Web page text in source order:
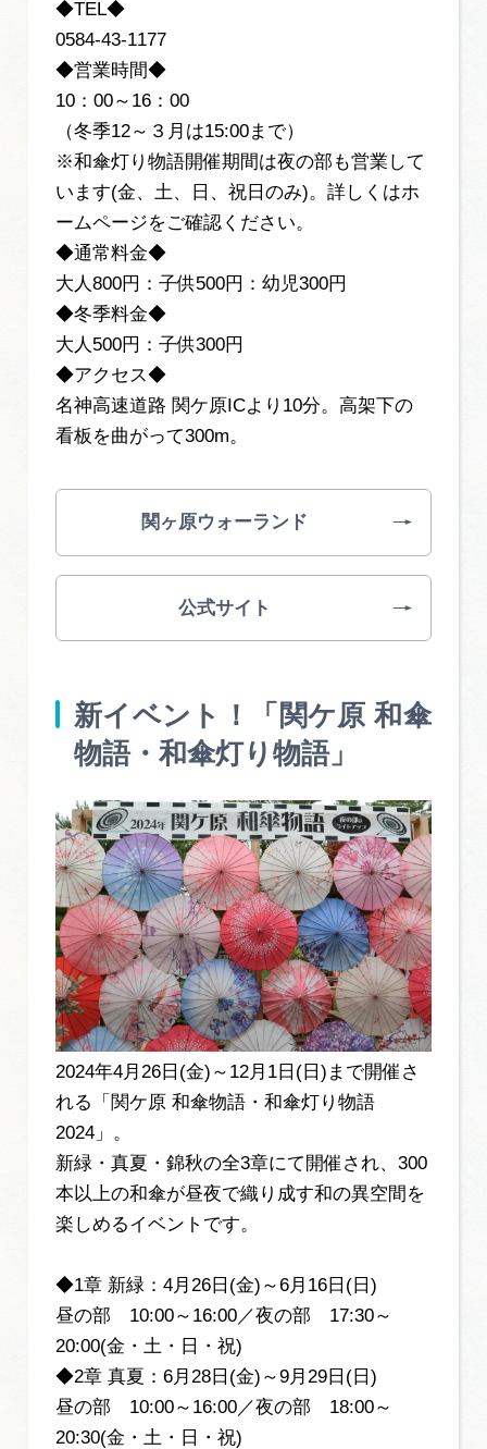
◆TEL◆
0584-43-1177
◆営業時間◆
10：00～16：00
（冬季12～３月は15:00まで）
※和傘灯り物語開催期間は夜の部も営業して
います(金、土、日、祝日のみ)。詳しくはホ
ームページをご確認ください。
◆通常料金◆
大人800円：子供500円：幼児300円
◆冬季料金◆
大人500円：子供300円
◆アクセス◆
名神高速道路 関ケ原ICより10分。高架下の
看板を曲がって300m。
関ヶ原ウォーランド
公式サイト
新イベント！「関ケ原 和傘
物語・和傘灯り物語」
2024年4月26日(金)～12月1日(日)まで開催さ
れる「関ケ原 和傘物語・和傘灯り物語
2024」。
新緑・真夏・錦秋の全3章にて開催され、300
本以上の和傘が昼夜で織り成す和の異空間を
楽しめるイベントです。
◆1章 新緑：4月26日(金)～6月16日(日)
昼の部 10:00～16:00／夜の部 17:30～
20:00(金・土・日・祝)
◆2章 真夏：6月28日(金)～9月29日(日)
昼の部 10:00～16:00／夜の部 18:00～
20:30(金・土・日・祝)